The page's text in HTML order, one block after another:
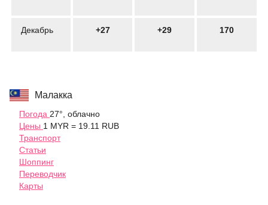
Декабрь +27 +29 170
Малакка
Погода 27°, облачно
Цены 1 MYR = 19.11 RUB
Транспорт
Статьи
Шоппинг
Переводчик
Карты